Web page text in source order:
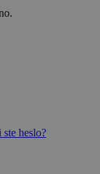
heslo?